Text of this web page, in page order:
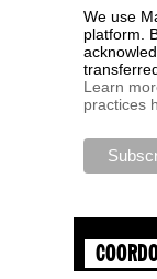
We use
platform.
Learn
practices